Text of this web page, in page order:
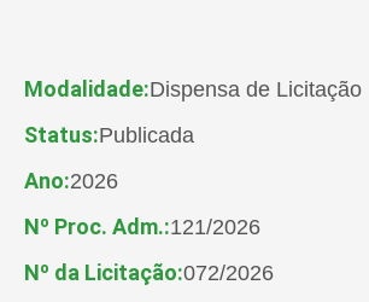
Modalidade:Dispensa de Licitação
Status:Publicada
Ano:2026
Nº Proc. Adm.:121/2026
Nº da Licitação:072/2026